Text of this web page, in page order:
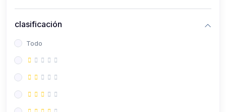
clasificación
Todo